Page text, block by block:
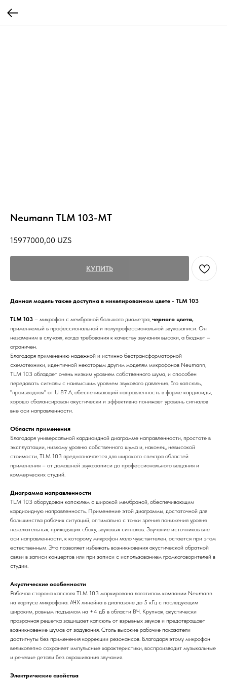
Neumann TLM 103-MT
15977000,00 UZS
КУПИТЬ
Данная модель также доступна в никелированном цвете - TLM 103
TLM 103 – микрофон с мембраной большого диаметра, черного цвета,
применяемый в профессиональной и полупрофессиональной звукозаписи. Он
незаменим в случаях, когда требования к качеству звучания высоки, а бюджет –
ограничен.
Благодаря применению надежной и истинно бестрансформаторной
схемотехники, идентичной некоторым другим моделям микрофонов Neumann,
TLM 103 обладает очень низким уровнем собственного шума, и способен
передавать сигналы с наивысшим уровнем звукового давления. Его капсюль,
"производная" от U 87 A, обеспечивающий направленность в форме кардиоиды,
хорошо сбалансирован акустически и эффективно понижает уровень сигналов
вне оси направленности.
Области применения
Благодаря универсальной кардиоидной диаграмме направленности, простоте в
эксплуатации, низкому уровню собственного шума и, наконец, невысокой
стоимости, TLM 103 предназначается для широкого спектра областей
применения – от домашней звукозаписи до профессионального вещания и
коммерческих студий.
Диаграмма направленности
TLM 103 оборудован капсюлем с широкой мембраной, обеспечивающим
кардиоидную направленность. Применение этой диаграммы, достаточной для
большинства рабочих ситуаций, оптимально с точки зрения понижения уровня
нежелательных, приходящих сбоку, звуковых сигналов. Звучание источников вне
оси направленности, к которому микрофон мало чувствителен, остается при этом
естественным. Это позволяет избежать возникновения акустической обратной
связи в записи концертов или при записи с использованием громкоговорителей в
студии.
Акустические особенности
Рабочая сторона капсюля TLM 103 маркирована логотипом компании Neumann
на корпусе микрофона. АЧХ линейна в диапазоне до 5 кГц с последующим
широким, ровным подъемом на +4 дБ в области ВЧ. Крупная, акустически
прозрачная решетка защищает капсюль от взрывных звуков и предотвращает
возникновение шумов от задувания. Столь высокие рабочие показатели
достигнуты без применения коррекции резонансов. Благодаря этому микрофон
великолепно сохраняет импульсные характеристики, воспроизводит музыкальные
и речевые детали без окрашивания звучания.
Электрические свойства